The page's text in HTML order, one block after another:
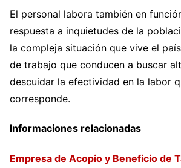
El personal labora también en
respuesta a inquietudes de la
la compleja situación que vive el
de trabajo que conducen a buscar
descuidar la efectividad en la labor
corresponde.
Informaciones relacionadas
Empresa de Acopio y Beneficio de